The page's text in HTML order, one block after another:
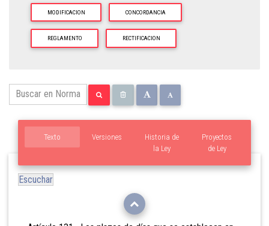
MODIFICACION CONCORDANCIA
REGLAMENTO RECTIFICACION
Texto Versiones
Proyectos
de Ley
Historia de
la Ley
Escuchar